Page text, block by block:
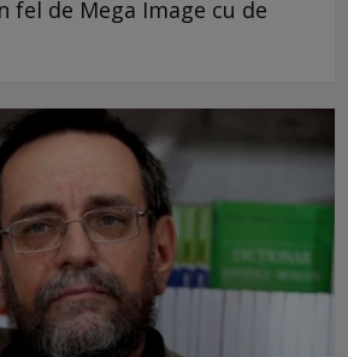
fel de Mega Image cu de